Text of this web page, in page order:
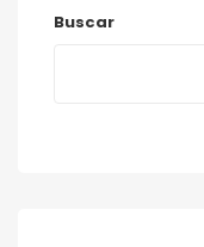
Buscar